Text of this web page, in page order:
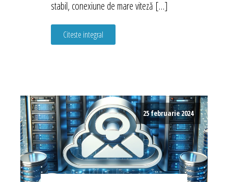
stabil, conexiune de mare viteză […]
Citeste integral
25 februarie 2024